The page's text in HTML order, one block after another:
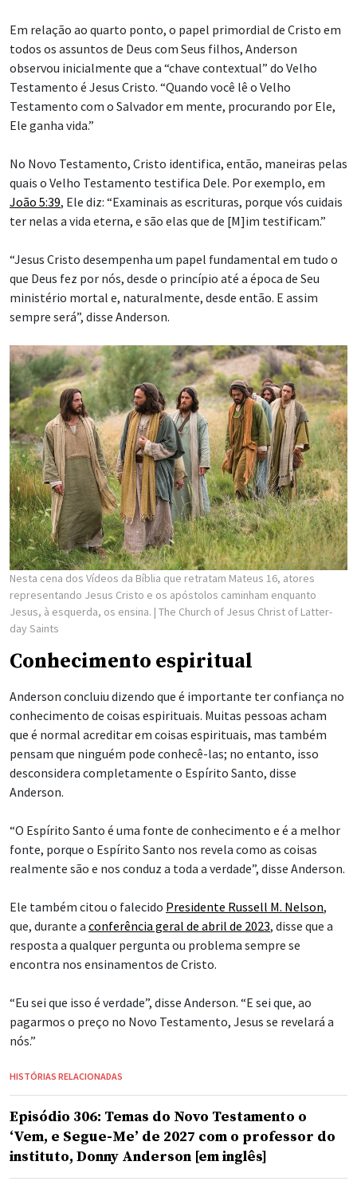
Em relação ao quarto ponto, o papel primordial de Cristo em
todos os assuntos de Deus com Seus filhos, Anderson
observou inicialmente que a “chave contextual” do Velho
Testamento é Jesus Cristo. “Quando você lê o Velho
Testamento com o Salvador em mente, procurando por Ele,
Ele ganha vida.”
No Novo Testamento, Cristo identifica, então, maneiras pelas
quais o Velho Testamento testifica Dele. Por exemplo, em
João 5:39, Ele diz: “Examinais as escrituras, porque vós cuidais
ter nelas a vida eterna, e são elas que de [M]im testificam.”
“Jesus Cristo desempenha um papel fundamental em tudo o
que Deus fez por nós, desde o princípio até a época de Seu
ministério mortal e, naturalmente, desde então. E assim
sempre será”, disse Anderson.
Nesta cena dos Vídeos da Bíblia que retratam Mateus 16, atores
representando Jesus Cristo e os apóstolos caminham enquanto
Jesus, à esquerda, os ensina. | The Church of Jesus Christ of Latter-
day Saints
Conhecimento espiritual
Anderson concluiu dizendo que é importante ter confiança no
conhecimento de coisas espirituais. Muitas pessoas acham
que é normal acreditar em coisas espirituais, mas também
pensam que ninguém pode conhecê-las; no entanto, isso
desconsidera completamente o Espírito Santo, disse
Anderson.
“O Espírito Santo é uma fonte de conhecimento e é a melhor
fonte, porque o Espírito Santo nos revela como as coisas
realmente são e nos conduz a toda a verdade”, disse Anderson.
Ele também citou o falecido Presidente Russell M. Nelson,
que, durante a conferência geral de abril de 2023, disse que a
resposta a qualquer pergunta ou problema sempre se
encontra nos ensinamentos de Cristo.
“Eu sei que isso é verdade”, disse Anderson. “E sei que, ao
pagarmos o preço no Novo Testamento, Jesus se revelará a
nós.”
HISTÓRIAS RELACIONADAS
Episódio 306: Temas do Novo Testamento o
‘Vem, e Segue-Me’ de 2027 com o professor do
instituto, Donny Anderson [em inglês]